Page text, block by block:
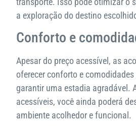
a exploração do destino
Conforto e
Apesar do preço acessível, as
oferecer conforto e
garantir uma estadia agradável.
acessíveis, você ainda poderá
ambiente acolhedor e funcional.